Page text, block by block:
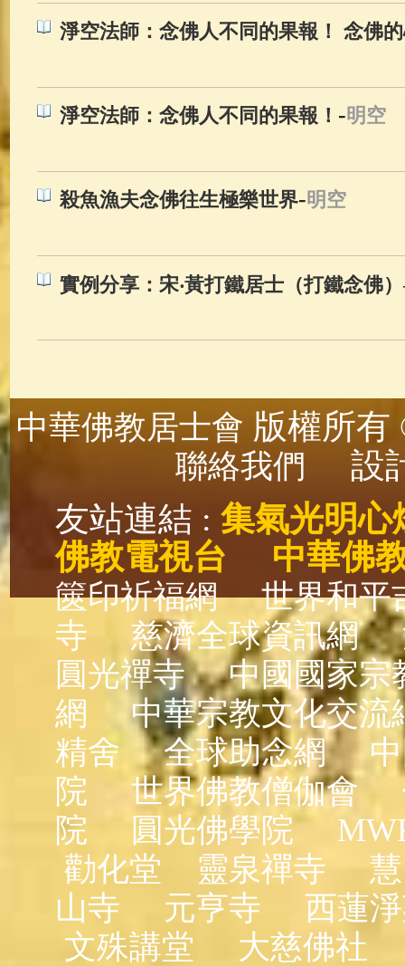
淨空法師：念佛人不同的果報！ 念佛
淨空法師：念佛人不同的果報！ -明空
殺魚漁夫念佛往生極樂世界-明空
實例分享：宋‧黃打鐵居士（打鐵念佛
中華佛教居士會 版權所
聯絡我們
設
友站連結 : 集氣光明心
佛教電視台
中華佛
篋印祈福網
世界和平
寺
慈濟全球資訊網
圓光禪寺
中國國家宗
網
中華宗教文化交流
精舍
全球助念網
院
世界佛教僧伽會
院
圓光佛學院
勸化堂
靈泉禪寺
山寺
元亨寺
西蓮
文殊講堂
大慈佛社